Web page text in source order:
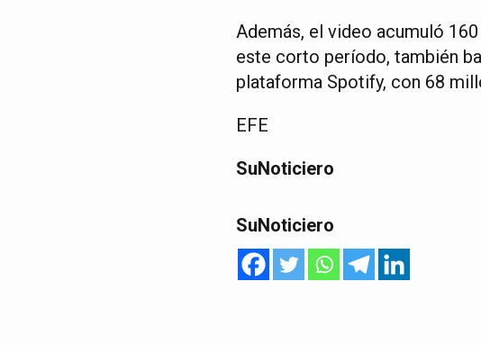
Además, el video acumuló
este corto período, también
plataforma Spotify, con 68
EFE
SuNoticiero
SuNoticiero